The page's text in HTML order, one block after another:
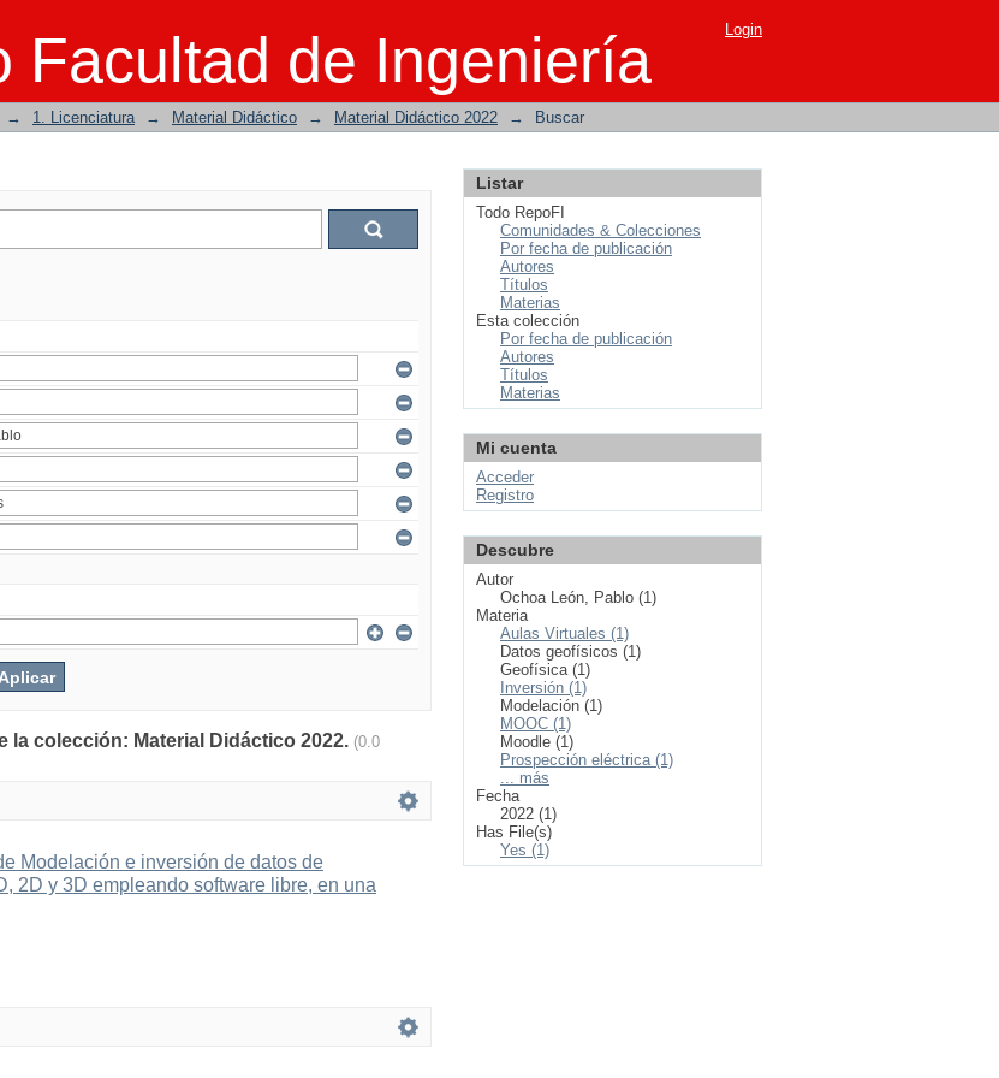
Facultad de Ingeniería Login
→ 1. Licenciatura → Material Didáctico → Material Didáctico 2022 → Buscar
la colección: Material Didáctico 2022. (0.0
Modelación e inversión de datos de
2D y 3D empleando software libre, en una
Listar
Todo RepoFI
Comunidades & Colecciones
Por fecha de publicación
Autores
Títulos
Materias
Esta colección
Por fecha de publicación
Autores
Títulos
Materias
Mi cuenta
Acceder
Registro
Descubre
Autor
Ochoa León, Pablo (1)
Materia
Aulas Virtuales (1)
Datos geofísicos (1)
Geofísica (1)
Inversión (1)
Modelación (1)
MOOC (1)
Moodle (1)
Prospección eléctrica (1)
... más
Fecha
2022 (1)
Has File(s)
Yes (1)